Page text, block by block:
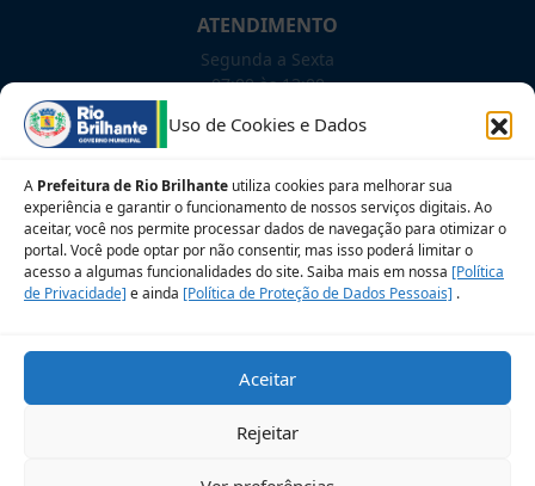
Uso de Cookies e Dados
A Prefeitura de Rio Brilhante utiliza cookies para melhorar sua
experiência e garantir o funcionamento de nossos serviços digitais. Ao
aceitar, você nos permite processar dados de navegação para otimizar o
portal. Você pode optar por não consentir, mas isso poderá limitar o
acesso a algumas funcionalidades do site. Saiba mais em nossa [Política
de Privacidade] e ainda [Política de Proteção de Dados Pessoais] .
Aceitar
Rejeitar
ATENDIMENTO
Segunda a Sexta
07:00 às 13:00
NOSSAS REDES!
Siga para novidades
Sobre a LGPD
Perguntas frequentes
Avalie nosso site